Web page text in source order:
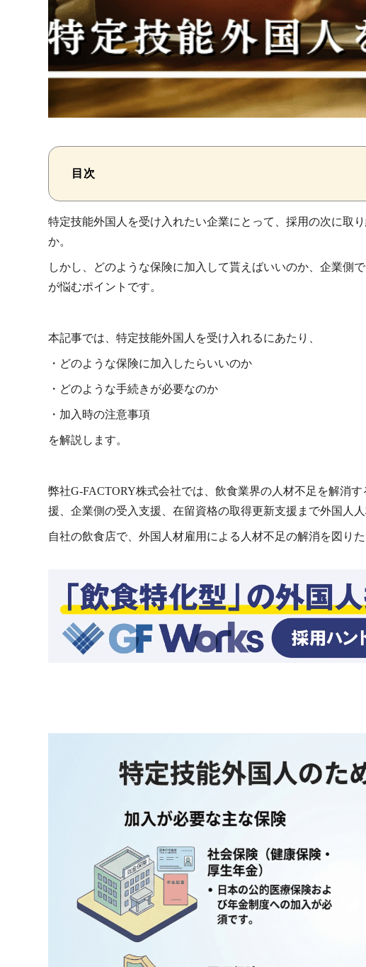
目次
特定技能外国人を受け入れたい企業にとって、採用の次に取
か。
しかし、どのような保険に加入して貰えばいいのか、企業側
が悩むポイントです。
本記事では、特定技能外国人を受け入れるにあたり、
・どのような保険に加入したらいいのか
・どのような手続きが必要なのか
・加入時の注意事項
を解説します。
弊社G-FACTORY株式会社では、飲食業界の人材不足を解消
援、企業側の受入支援、在留資格の取得更新支援まで外国人
自社の飲食店で、外国人材雇用による人材不足の解消を図り